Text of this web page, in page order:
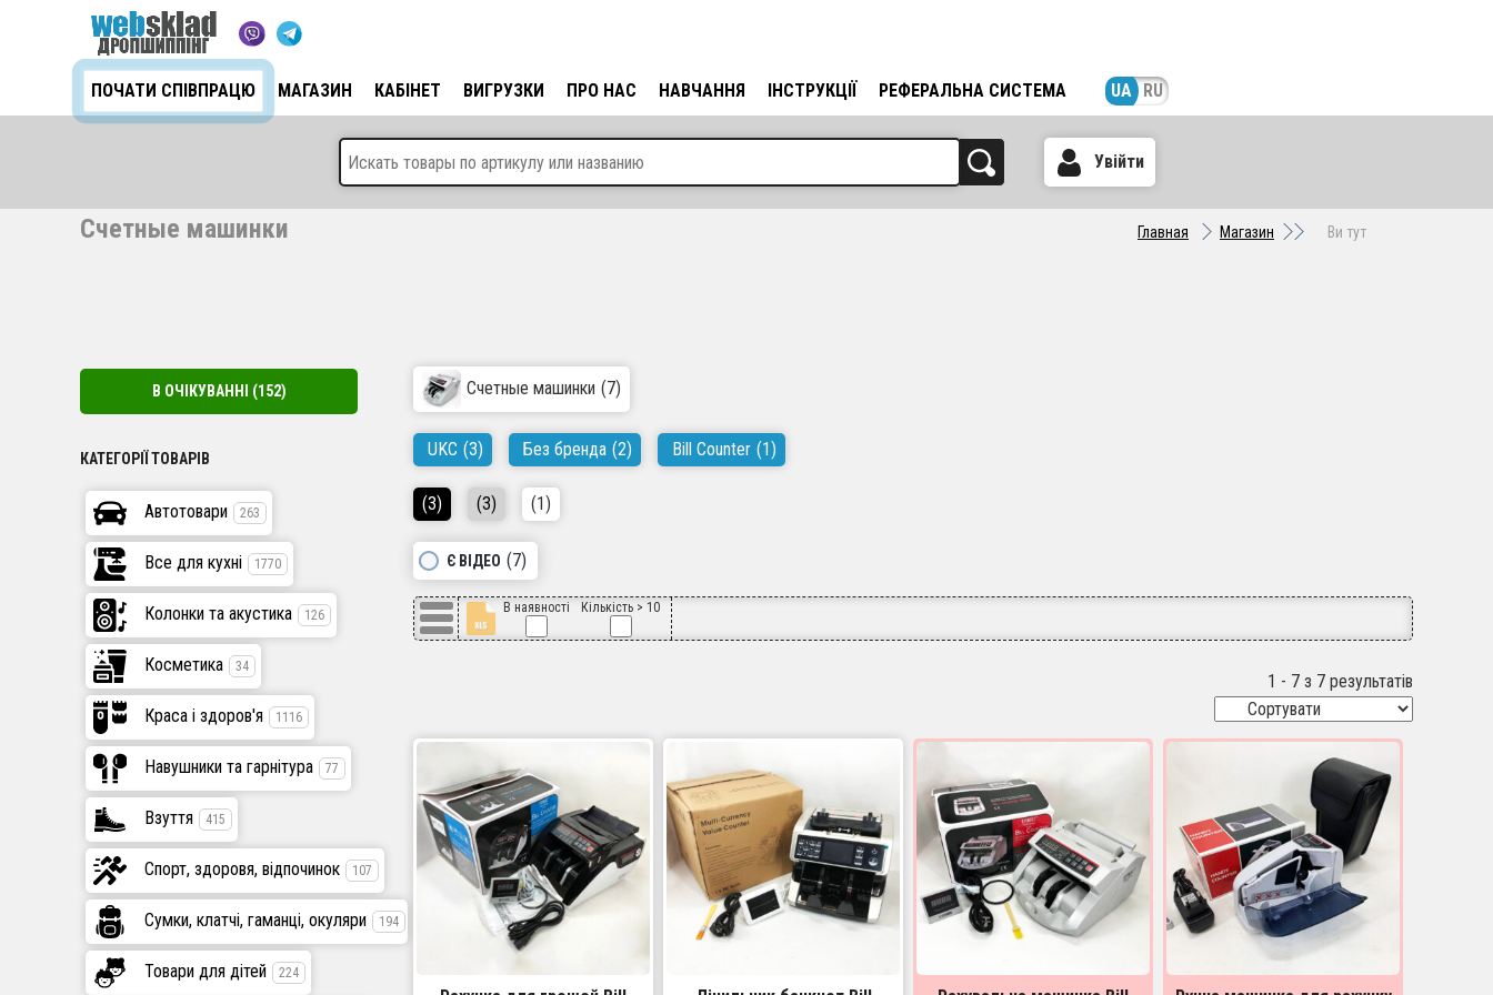
ПОЧАТИ СПІВПРАЦЮ МАГАЗИН КАБІНЕТ ВИГРУЗКИ ПРО НАС НАВЧАННЯ ІНСТРУКЦІЇ РЕФЕРАЛЬНА СИСТЕМА UA RU
Увійти
Счетные машинки Главная Магазин Ви тут
Счетные машинки (7)
UKC (3) Без бренда (2) Bill Counter (1)
(3) (3) (1)
Є ВІДЕО (7)
В наявності Кількість > 10
1 - 7 з 7 результатів
В ОЧІКУВАННІ (152)
КАТЕГОРІЇ ТОВАРІВ
Автотовари 263
Все для кухні 1770
Колонки та акустика 126
Косметика 34
Краса і здоров'я 1116
Навушники та гарнітура 77
Взуття 415
Спорт, здоровя, відпочинок 107
Сумки, клатчі, гаманці, окуляри 194
Товари для дітей 224